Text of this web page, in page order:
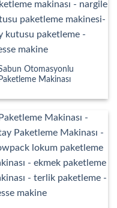
Otomasyonlu
Paketleme Makinası